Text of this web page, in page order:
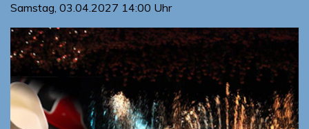
Samstag, 03.04.2027 14:00 Uhr